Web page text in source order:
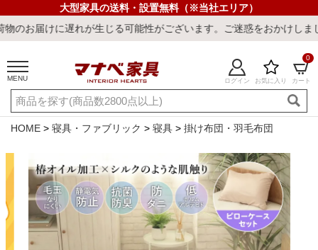
大型家具の送料・設置無料（※当社エリア）
れが生じる可能性がございます。ご迷惑をおかけしまして誠に申
MENU ログイン お気に入り カート
0
ご利用ガイド 新規会員登録
店舗一覧 閲覧履歴
キーワード・商品番号で探す
HOME 寝具・ファブリック 寝具 掛け布団・羽毛布団